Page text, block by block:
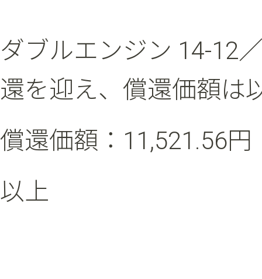
ダブルエンジン 14-12
還を迎え、償還価額は
償還価額：11,521.56円
以上